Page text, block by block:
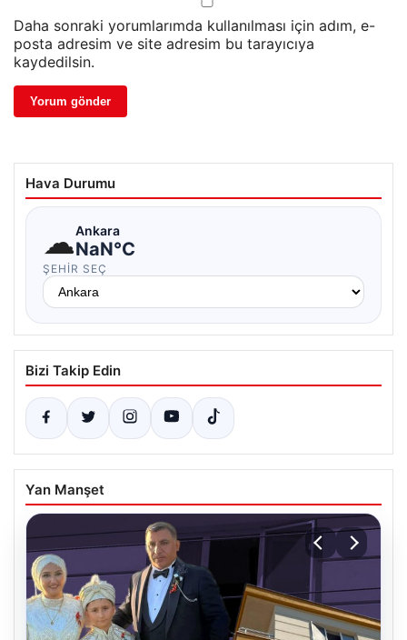
Daha sonraki yorumlarımda kullanılması için adım, e-
posta adresim ve site adresim bu tarayıcıya
kaydedilsin.
Hava Durumu
☁Ankara
NaN°C
ŞEHIR SEÇ
Bizi Takip Edin
Yan Manşet